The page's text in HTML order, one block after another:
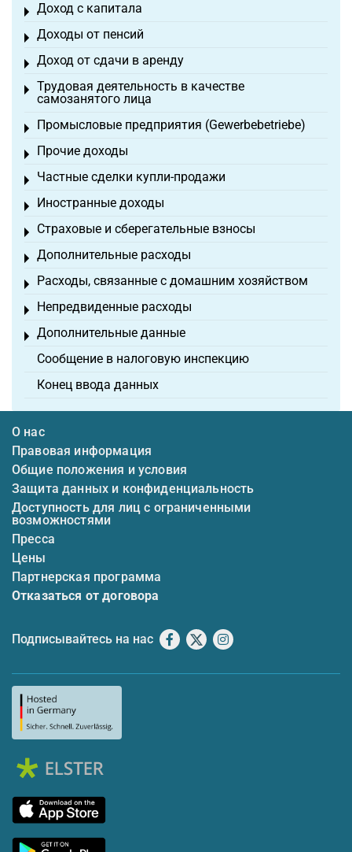
Доход с капитала
Toggle menu
Доходы от пенсий
Toggle menu
Доход от сдачи в аренду
Toggle menu
Трудовая деятельность в качестве
самозанятого лица
Toggle menu
Промысловые предприятия (Gewerbebetriebe)
Toggle menu
Прочие доходы
Toggle menu
Частные сделки купли-продажи
Toggle menu
Иностранные доходы
Toggle menu
Страховые и сберегательные взносы
Toggle menu
Дополнительные расходы
Toggle menu
Расходы, связанные с домашним хозяйством
Toggle menu
Непредвиденные расходы
Toggle menu
Дополнительные данные
Toggle menu
Сообщение в налоговую инспекцию
Конец ввода данных
О нас
Правовая информация
Общие положения и условия
Защита данных и конфиденциальность
Доступность для лиц с ограниченными
возможностями
Пресса
Цены
Партнерская программа
Отказаться от договора
Подписывайтесь на нас Facebook
X Instagram